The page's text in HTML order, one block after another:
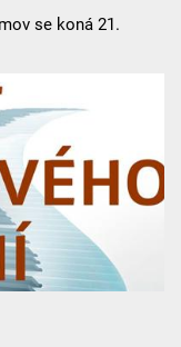
se koná 21.